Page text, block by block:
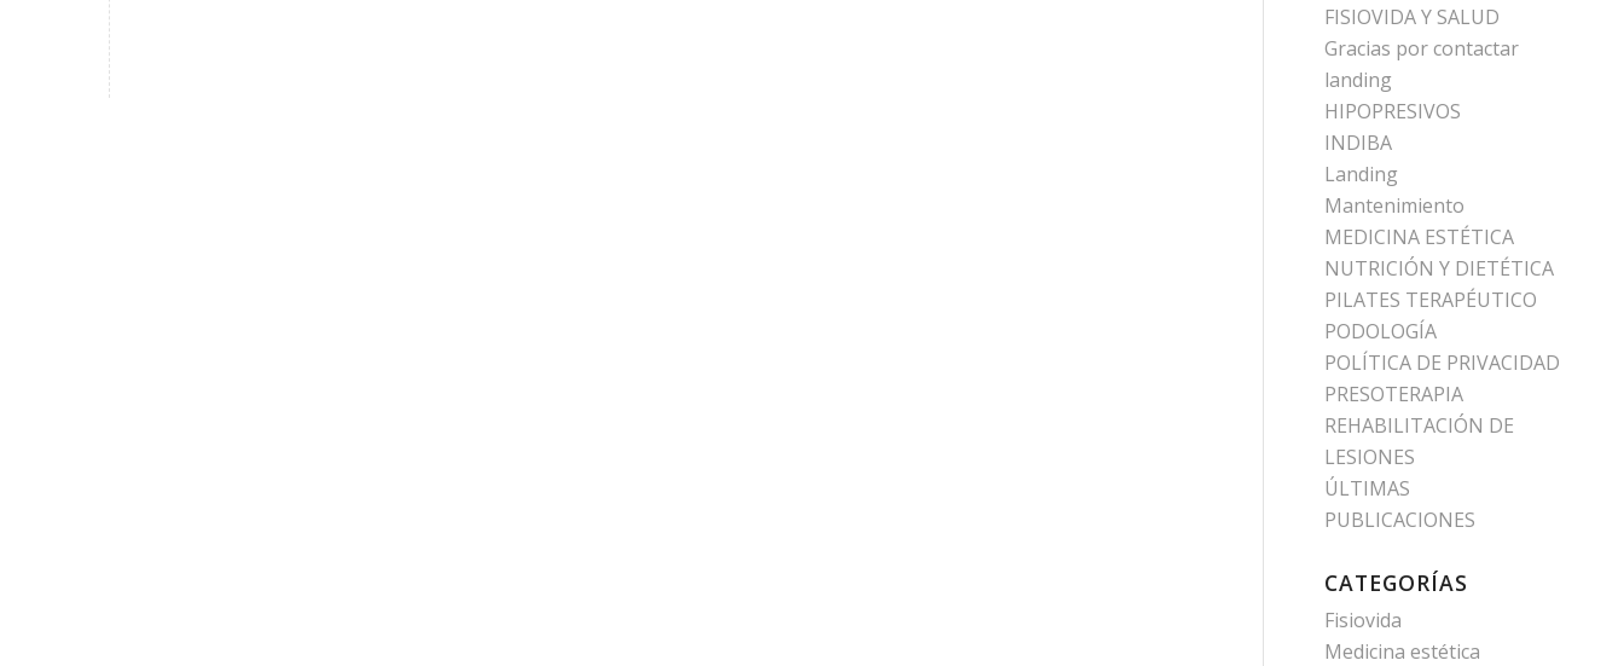
FISIOVIDA Y SALUD
Gracias por contactar
landing
HIPOPRESIVOS
INDIBA
Landing
Mantenimiento
MEDICINA ESTÉTICA
NUTRICIÓN Y DIETÉTICA
PILATES TERAPÉUTICO
PODOLOGÍA
POLÍTICA DE PRIVACIDAD
PRESOTERAPIA
REHABILITACIÓN DE
LESIONES
ÚLTIMAS
PUBLICACIONES
CATEGORÍAS
Fisiovida
Medicina estética